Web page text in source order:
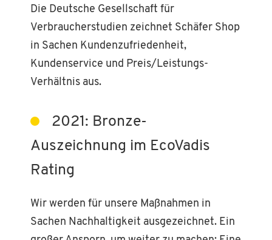
Die Deutsche Gesellschaft für
Verbraucherstudien zeichnet Schäfer Shop
in Sachen Kundenzufriedenheit,
Kundenservice und Preis/Leistungs-
Verhältnis aus.
2021: Bronze-
Auszeichnung im EcoVadis
Rating
Wir werden für unsere Maßnahmen in
Sachen Nachhaltigkeit ausgezeichnet. Ein